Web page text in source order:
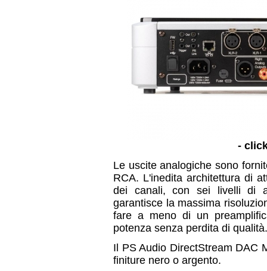
-
Le uscite analogiche sono
RCA. L'inedita architettura di
dei canali, con sei livelli di
garantisce la massima
fare a meno di un
potenza senza perdita di qualità.
Il PS Audio DirectStream DAC
finiture nero o argento.